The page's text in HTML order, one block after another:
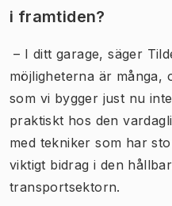
i framtiden?
– I ditt garage, säger
möjligheterna är många,
som vi bygger just nu
praktiskt hos den
med tekniker som har
viktigt bidrag i den
transportsektorn.